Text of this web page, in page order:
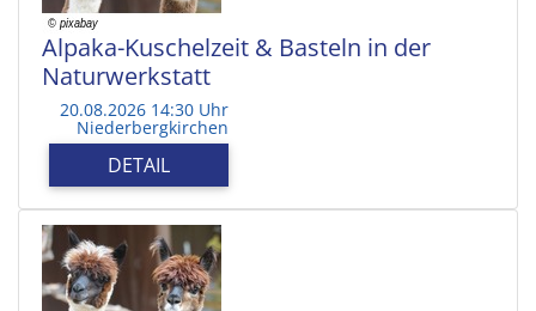
Alpaka-Kuschelzeit & Basteln in der
Naturwerkstatt
20.08.2026 14:30 Uhr
Niederbergkirchen
DETAIL